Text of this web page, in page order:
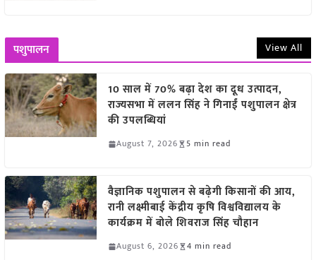
पशुपालन View All
10 साल में 70% बढ़ा देश का दूध उत्पादन,
राज्यसभा में ललन सिंह ने गिनाईं पशुपालन क्षेत्र
की उपलब्धियां
August 7, 2026 5 min read
वैज्ञानिक पशुपालन से बढ़ेगी किसानों की आय,
रानी लक्ष्मीबाई केंद्रीय कृषि विश्वविद्यालय के
कार्यक्रम में बोले शिवराज सिंह चौहान
August 6, 2026 4 min read